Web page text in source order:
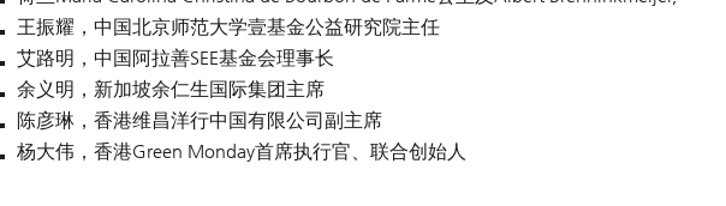
王振耀，中国北京师范大学壹基金公益研究院主任
艾路明，中国阿拉善SEE基金会理事长
余义明，新加坡余仁生国际集团主席
陈彦琳，香港维昌洋行中国有限公司副主席
杨大伟，香港Green Monday首席执行官、联合创始人